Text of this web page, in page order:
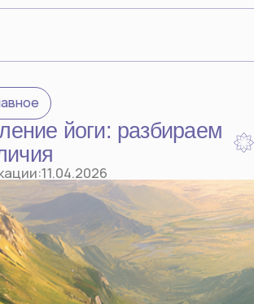
разбираем